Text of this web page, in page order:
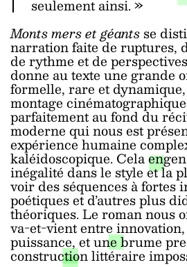
seulement ainsi. »
Monts mers et géantsse
narration faite de ruptures,
de rythme et de
donne au texte une grande
formelle, rare et
montage
parfaitement au fond du
moderne qui nous est
expérience humaine
kaléidoscopique. Cela
inégalité dans le style et la
voir des séquences à fortes
poétiques et d’autres plus
théoriques. Le roman nous
va-et-vient entre
puissance, et une brume
construction littéraire